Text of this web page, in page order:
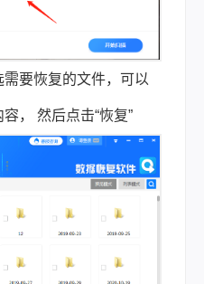
要恢复的文件，可以
， 然后点击“恢复”